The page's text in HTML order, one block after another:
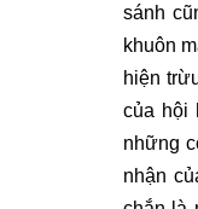
sánh
khuôn
hiện
của hội
những
nhận